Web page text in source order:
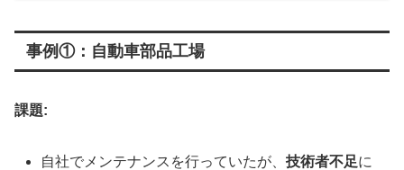
事例①：自動車部品工場
課題:
自社でメンテナンスを行っていたが、技術者不足に